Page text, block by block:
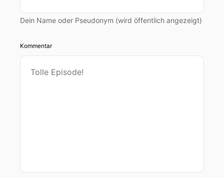
Dein Name oder Pseudonym (wird öffentlich angezeigt)
Kommentar